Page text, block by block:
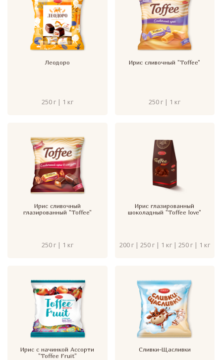
Леодоро
250 г | 1 кг
Ирис сливочный "Toffee"
250 г | 1 кг
Ирис сливочный
глазированный "Toffee"
250 г | 1 кг
Ирис глазированный
шоколадный "Toffee love"
200 г | 250 г | 1 кг | 250 г | 1 кг
Ирис с начинкой Ассорти
"Toffee Fruit"
Сливки-Щасливки